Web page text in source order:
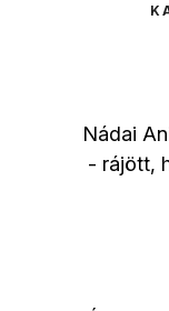
Nádai
- rájött,